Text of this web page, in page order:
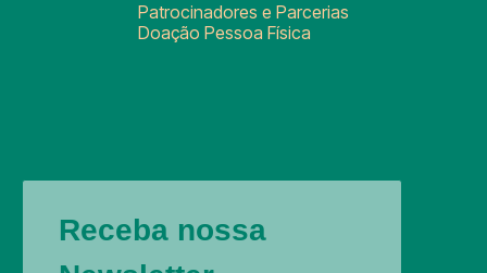
Patrocinadores e Parcerias
Doação Pessoa Física